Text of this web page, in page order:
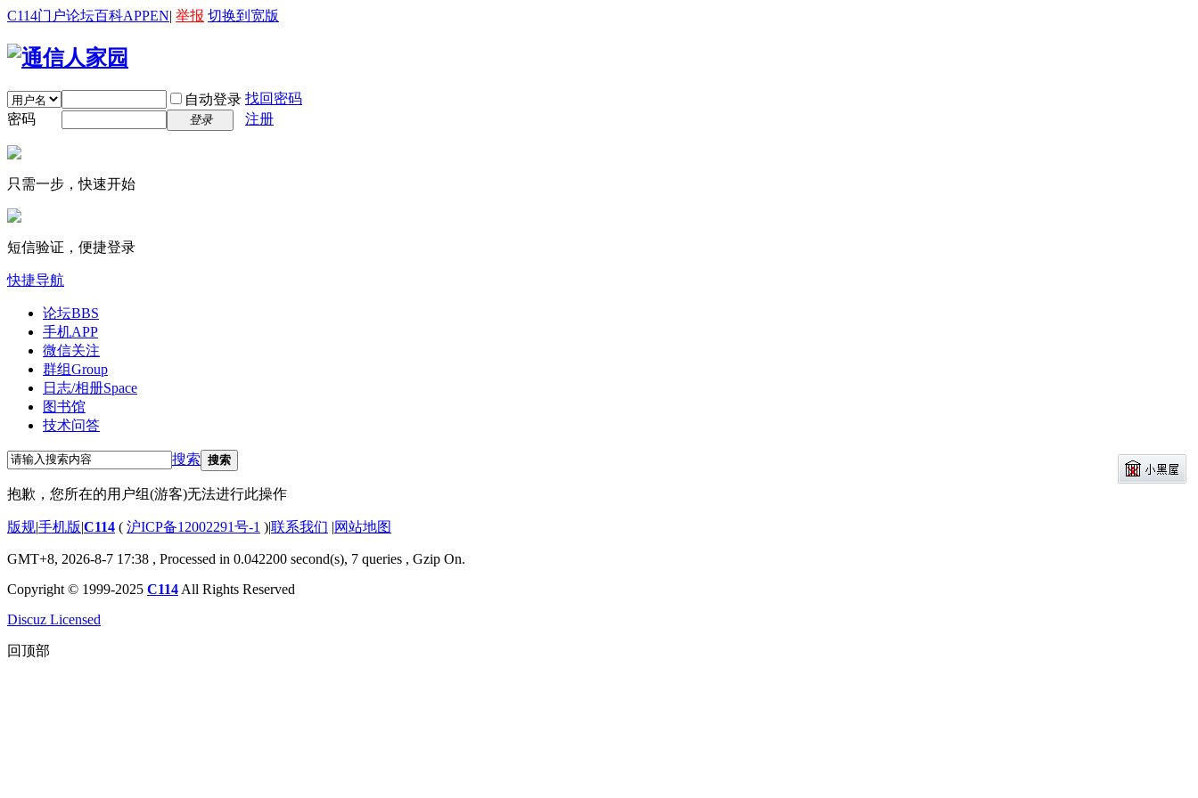
C114门户论坛百科APPEN| 举报 切换到宽版
自动登录 找回密码
密码
登录 注册
只需一步，快速开始
短信验证，便捷登录
快捷导航
论坛BBS
手机APP
微信关注
群组Group
日志/相册Space
图书馆
技术问答
搜索 搜索
抱歉，您所在的用户组(游客)无法进行此操作
版规|手机版|C114 ( 沪ICP备12002291号-1 )|联系我们 |网站地图
GMT+8, 2026-8-7 17:38 , Processed in 0.042200 second(s), 7 queries , Gzip On.
Copyright © 1999-2025 C114 All Rights Reserved
Discuz Licensed
回顶部